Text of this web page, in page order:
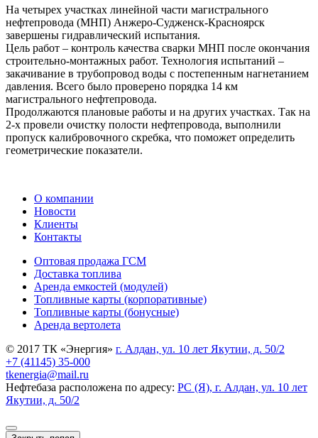
На четырех участках линейной части магистрального
нефтепровода (МНП) Анжеро-Судженск-Красноярск
завершены гидравлический испытания.
Цель работ – контроль качества сварки МНП после окончания
строительно-монтажных работ. Технология испытаний –
закачивание в трубопровод воды с постепенным нагнетанием
давления. Всего было проверено порядка 14 км
магистрального нефтепровода.
Продолжаются плановые работы и на других участках. Так на
2-х провели очистку полости нефтепровода, выполнили
пропуск калибровочного скребка, что поможет определить
геометрические показатели.
О компании
Новости
Клиенты
Контакты
Оптовая продажа ГСМ
Доставка топлива
Аренда емкостей (модулей)
Топливные карты (корпоративные)
Топливные карты (бонусные)
Аренда вертолета
© 2017 ТК «Энергия» г. Алдан, ул. 10 лет Якутии, д. 50/2
+7 (41145) 35-000
tkenergia@mail.ru
Нефтебаза расположена по адресу: РС (Я), г. Алдан, ул. 10 лет
Якутии, д. 50/2